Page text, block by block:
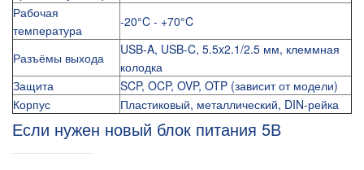
Рабочая
температура
-20°C - +70°C
Разъёмы выхода
USB-A, USB-C, 5.5x2.1/2.5 мм, клеммная
колодка
Защита
SCP, OCP, OVP, OTP (зависит от модели)
Корпус
Пластиковый, металлический, DIN-рейка
Если нужен новый блок питания 5В